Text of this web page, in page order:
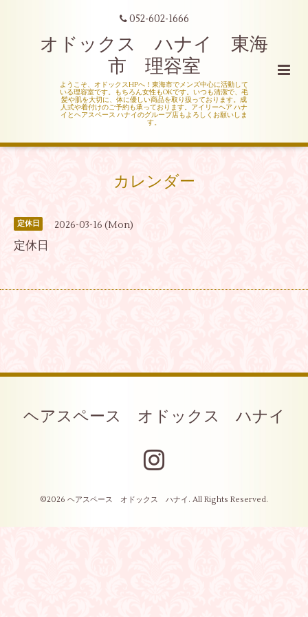
052-602-1666
オドックス ハナイ 東海
市 理容室
ようこそ、オドックスHPへ！東海市でメンズ中心に活動して
いる理容室です。もちろん女性もOKです。いつも清潔で、毛
髪や肌を大切に、体に優しい商品を取り扱っております。成
人式や着付けのご予約も承っております。アイリーヘア ハナ
イとヘアスペース ハナイのグループ店もよろしくお願いしま
す。
カレンダー
定休日 2026-03-16 (Mon)
定休日
ヘアスペース オドックス ハナイ
©2026 ヘアスペース オドックス ハナイ . All Rights Reserved.